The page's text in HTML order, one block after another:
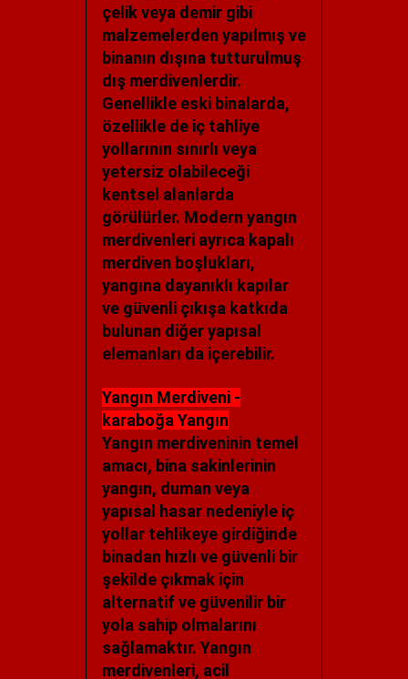
çelik veya demir gibi
malzemelerden yapılmış ve
binanın dışına tutturulmuş
dış merdivenlerdir.
Genellikle eski binalarda,
özellikle de iç tahliye
yollarının sınırlı veya
yetersiz olabileceği
kentsel alanlarda
görülürler. Modern yangın
merdivenleri ayrıca kapalı
merdiven boşlukları,
yangına dayanıklı kapılar
ve güvenli çıkışa katkıda
bulunan diğer yapısal
elemanları da içerebilir.
Yangın Merdiveni -
karaboğa Yangın
Yangın merdiveninin temel
amacı, bina sakinlerinin
yangın, duman veya
yapısal hasar nedeniyle iç
yollar tehlikeye girdiğinde
binadan hızlı ve güvenli bir
şekilde çıkmak için
alternatif ve güvenilir bir
yola sahip olmalarını
sağlamaktır. Yangın
merdivenleri, acil